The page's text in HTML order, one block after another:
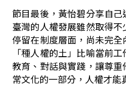
節目最後，黃怡碧分享自己
臺灣的人權發展雖然取得
停留在制度層面，尚未完
「種人權的土」比喻當前
教育、對話與實踐，讓尊
常文化的一部分，人權才能